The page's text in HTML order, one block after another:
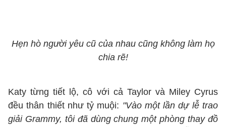
Hẹn hò người yêu cũ của nhau cũng không làm họ
chia rẽ!
Katy từng tiết lộ, cô với cả Taylor và Miley Cyrus
đều thân thiết như tỷ muội: "Vào một lần dự lễ trao
giải Grammy, tôi đã dùng chung một phòng thay đồ